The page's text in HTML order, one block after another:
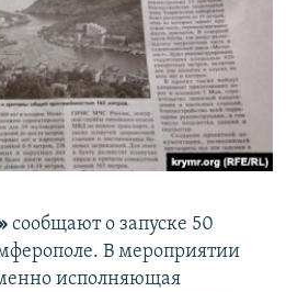
сообщают о запуске 50
В мероприятии
исполняющая